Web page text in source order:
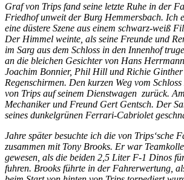
Graf von Trips fand seine letzte Ruhe in der
Friedhof unweit der Burg Hemmersbach. Ich
eine düstere Szene aus einem schwarz-weiß
Der Himmel weinte, als seine Freunde und
im Sarg aus dem Schloss in den Innenhof
an die bleichen Gesichter von Hans
Joachim Bonnier, Phil Hill und Richie Ginther
Regenschirmen. Den kurzen Weg vom
von Trips auf seinem Dienstwagen zurück.
Mechaniker und Freund Gert Gentsch. Der
seines dunkelgrünen Ferrari-Cabriolet
Jahre später besuchte ich die von Trips‘sche
zusammen mit Tony Brooks. Er war
gewesen, als die beiden 2,5 Liter F-1 Dinos
fuhren. Brooks führte in der Fahrerwertung,